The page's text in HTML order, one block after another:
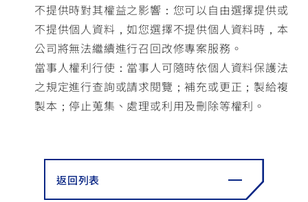
不提供時對其權益之影響：您可以自由選擇提供或
不提供個人資料，如您選擇不提供個人資料時，本
公司將無法繼續進行召回改修專案服務。
當事人權利行使：當事人可隨時依個人資料保護法
之規定進行查詢或請求閱覽；補充或更正；製給複
製本；停止蒐集、處理或利用及刪除等權利。
返回列表